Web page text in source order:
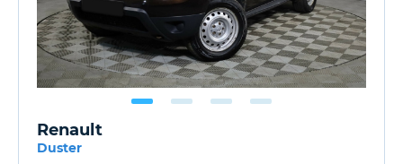
Renault
Duster